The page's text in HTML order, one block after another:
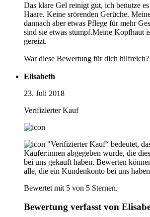
Das klare Gel reinigt gut, ich benutze
Haare. Keine srörenden Gerüche.
dannach aber etwas Pflege für mehr
sind sie etwas stumpf.Meine Kopfhaut
gereizt.
War diese Bewertung für dich hilfreich?
Elisabeth
23. Juli 2018
Verifizierter Kauf
"Verifizierter Kauf“ bedeutet,
Käufer:innen abgegeben wurde, die
bei uns gekauft haben. Bewerten
alle, die ein Kundenkonto bei uns
Bewertet mit 5 von 5 Sternen.
Bewertung verfasst von